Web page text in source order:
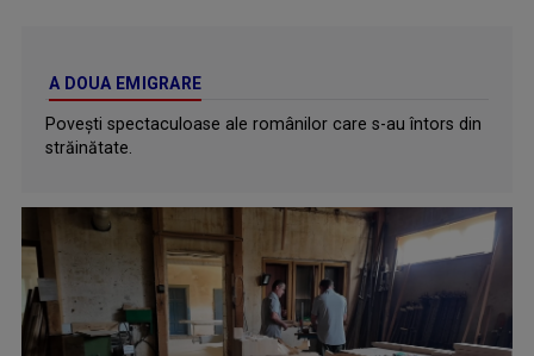
A DOUA EMIGRARE
Povești spectaculoase ale românilor care s-au întors din
străinătate.